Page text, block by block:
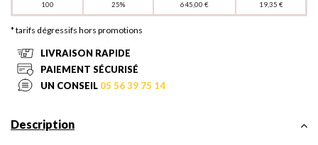
100 25% 645,00 € 19,35 €
* tarifs dégressifs hors promotions
LIVRAISON RAPIDE
PAIEMENT SÉCURISÉ
UN CONSEIL 05 56 39 75 14
Description